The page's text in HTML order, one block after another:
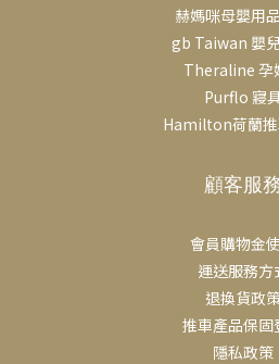
赫媽咪母嬰用
gb Taiwan 嬰
Theraline 孕
Purflo 寢
Hamilton荷蘭
顧客服
會員購物金
運送服務方
退換貨政
推車產品保固
隱私政策